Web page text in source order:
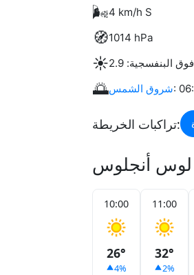
🌬️4 km/h S
🧭1014 hPa
☀️ البنفسجية: 2.9
🌅شروق الشمس:
تراكبات الخريطة:
لوس أنجلوس
10:00
26°
4%
11:00
32°
2%